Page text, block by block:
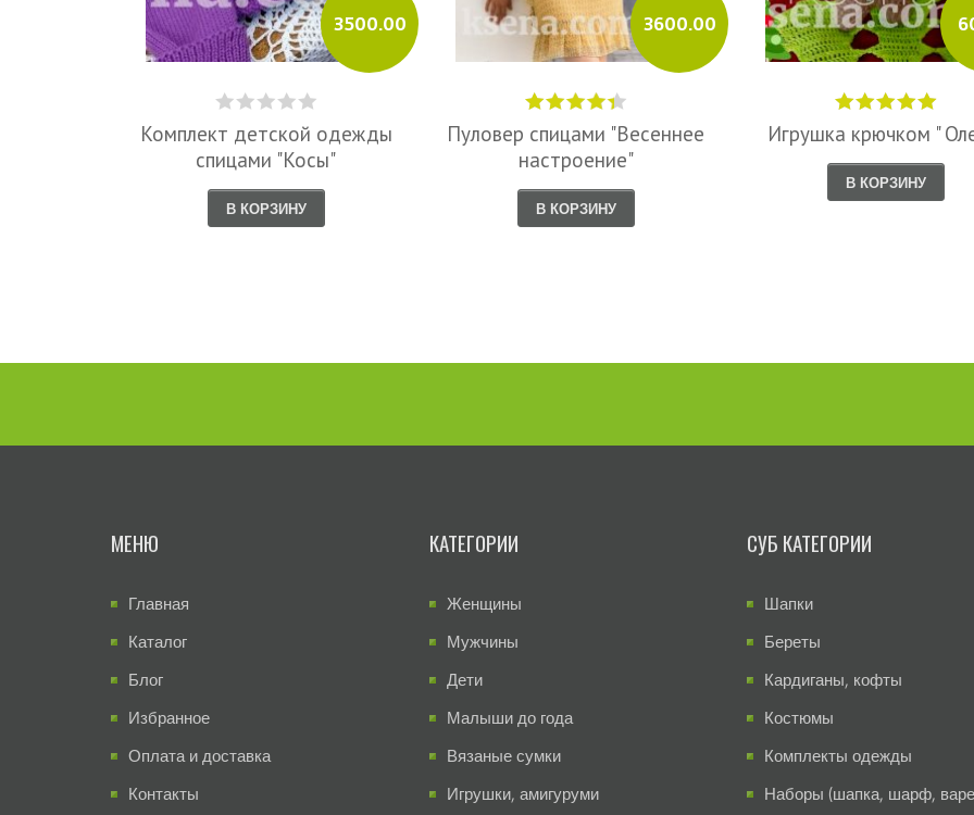
3500.00
Комплект детской одежды
спицами "Косы"
В КОРЗИНУ
3600.00
Пуловер спицами "Весеннее
настроение"
В КОРЗИНУ
Игрушка крючком "
В КОРЗИНУ
МЕНЮ
Главная
Каталог
Блог
Избранное
Оплата и доставка
Контакты
КАТЕГОРИИ
Женщины
Мужчины
Дети
Малыши до года
Вязаные сумки
Игрушки, амигуруми
СУБ КАТЕГОРИИ
Шапки
Береты
Кардиганы, кофты
Костюмы
Комплекты одежды
Наборы (шапка, шарф,